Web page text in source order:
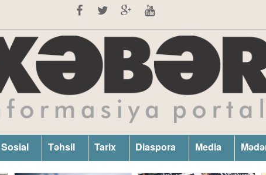
Sosial Təhsil Tarix Diaspora Media